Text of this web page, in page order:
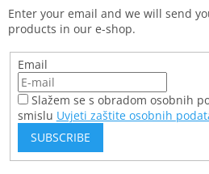
Enter your email and we will send
products in our e-shop.
Email
Slažem se s obradom osobnih
smislu Uvjeti zaštite osobnih
SUBSCRIBE